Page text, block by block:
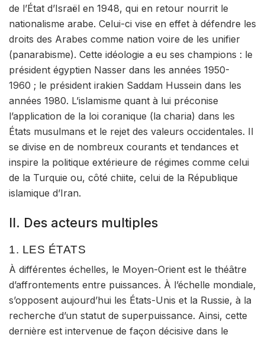
de l’État d’Israël en 1948, qui en retour nourrit le
nationalisme arabe. Celui-ci vise en effet à défendre les
droits des Arabes comme nation voire de les unifier
(panarabisme). Cette idéologie a eu ses champions : le
président égyptien Nasser dans les années 1950-
1960 ; le président irakien Saddam Hussein dans les
années 1980. L’islamisme quant à lui préconise
l’application de la loi coranique (la charia) dans les
États musulmans et le rejet des valeurs occidentales. Il
se divise en de nombreux courants et tendances et
inspire la politique extérieure de régimes comme celui
de la Turquie ou, côté chiite, celui de la République
islamique d’Iran.
II. Des acteurs multiples
1. LES ÉTATS
À différentes échelles, le Moyen-Orient est le théâtre
d’affrontements entre puissances. À l’échelle mondiale,
s’opposent aujourd’hui les États-Unis et la Russie, à la
recherche d’un statut de superpuissance. Ainsi, cette
dernière est intervenue de façon décisive dans le